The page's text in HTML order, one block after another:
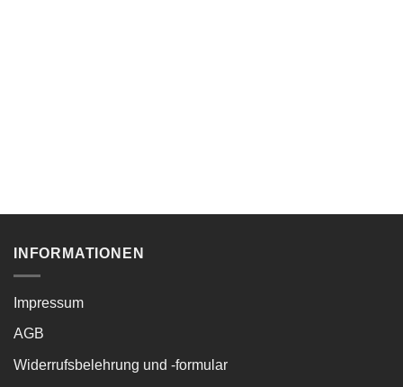
INFORMATIONEN
Impressum
AGB
Widerrufsbelehrung und -formular